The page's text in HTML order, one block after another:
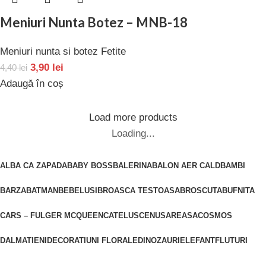
ALBA CA ZAPADABABY BOSS BALERINABALON AER CALDBAMBI
BARZABATMAN BEBELUSI BROASCA TESTOASABROSCUTABUFNITA
CARS – FULGER MCQUEENCATELUSCENUSAREASACOSMOS
DALMATIENI DECORATIUNI FLORALEDINOZAURI ELEFANTFLUTURI
Meniuri Nunta Botez – MNB-18
Meniuri nunta si botez Fetite
4,40lei 3,90 lei
Adaugă în coș
Load more products
Loading...